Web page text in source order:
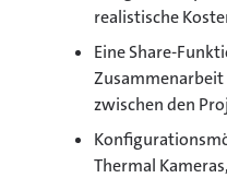
realistische
Eine Share-
zwischen den
Thermal